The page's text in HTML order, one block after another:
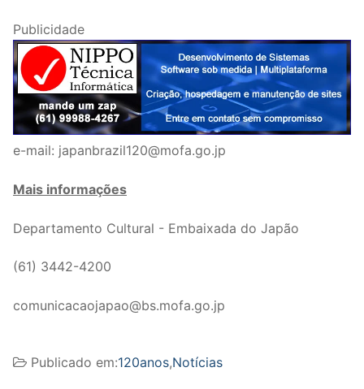
Publicidade
e-mail: japanbrazil120@mofa.go.jp
Mais informações
Departamento Cultural - Embaixada do Japão
(61) 3442-4200
comunicacaojapao@bs.mofa.go.jp
Publicado em:120anos,Notícias